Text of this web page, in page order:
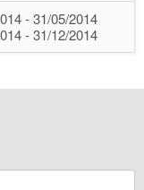
- 31/05/2014
- 31/12/2014